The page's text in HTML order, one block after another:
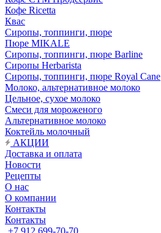
Кофе Ricetta
Квас
Сиропы, топпинги, пюре
Пюре MIKALE
Сиропы, топпинги, пюре Barline
Сиропы Herbarista
Сиропы, топпинги, пюре Royal Cane
Молоко, альтернативное молоко
Цельное, сухое молоко
Смеси для мороженого
Альтернативное молоко
Коктейль молочный
АКЦИИ
Доставка и оплата
Новости
Рецепты
О нас
О компании
Контакты
Контакты
+7 912 699-70-70